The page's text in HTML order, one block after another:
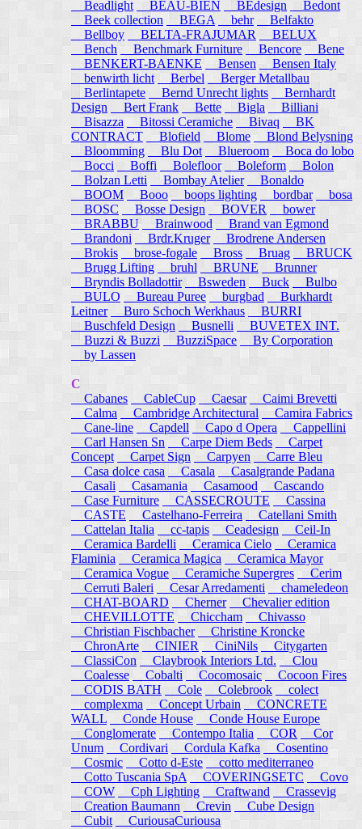
Beadlight
BEAU-BIEN BEdesign
Bedont
Beek collection
BEGA behr
Belfakto
Bellboy
BELTA-FRAJUMAR
BELUX
Bench
Benchmark Furniture Bencore
Bene
BENKERT-BAENKE
Bensen
Bensen Italy
benwirth licht
Berbel
Berger Metallbau
Berlintapete
Bernd Unrecht lights
Bernhardt
Design
Bert Frank Bette Bigla
Billiani
Bisazza
Bitossi Ceramiche Bivaq
BK
CONTRACT
Blofield Blome Blond Belysning
Bloomming
Blu Dot Blueroom
Boca do lobo
Bocci
Boffi Bolefloor Boleform
Bolon
Bolzan Letti
Bombay Atelier
Bonaldo
BOOM
Booo boops lighting bordbar
bosa
BOSC
Bosse Design BOVER
bower
BRABBU
Brainwood
Brand van Egmond
Brandoni
Brdr.Kruger
Brodrene Andersen
Brokis
brose-fogale Bross Bruag
BRUCK
Brugg Lifting
bruhl BRUNE
Brunner
Bryndis Bolladottir
Bsweden Buck
Bulbo
BULO
Bureau Puree burgbad
Burkhardt
Leitner
Buro Schoch Werkhaus
BURRI
Buschfeld Design
Busnelli
BUVETEX INT.
Buzzi & Buzzi
BuzziSpace By Corporation
by Lassen
C
Cabanes
CableCup Caesar
Caimi Brevetti
Calma
Cambridge Architectural
Camira Fabrics
Cane-line
Capdell Capo d Opera
Cappellini
Carl Hansen Sn
Carpe Diem Beds
Carpet
Concept
Carpet Sign Carpyen
Carre Bleu
Casa dolce casa
Casala
Casalgrande Padana
Casali
Casamania Casamood
Cascando
Case Furniture
CASSECROUTE
Cassina
CASTE
Castelhano-Ferreira
Catellani Smith
Cattelan Italia
cc-tapis Ceadesign
Ceil-In
Ceramica Bardelli
Ceramica Cielo
Ceramica
Flaminia
Ceramica Magica
Ceramica Mayor
Ceramica Vogue
Ceramiche Supergres Cerim
Cerruti Baleri
Cesar Arredamenti
chameledeon
CHAT-BOARD
Cherner
Chevalier edition
CHEVILLOTTE
Chiccham
Chivasso
Christian Fischbacher
Christine Kroncke
ChronArte
CINIER CiniNils
Citygarten
ClassiCon
Claybrook Interiors Ltd.
Clou
Coalesse
Cobalti Cocomosaic
Cocoon Fires
CODIS BATH
Cole Colebrook
colect
complexma
Concept Urbain
CONCRETE
WALL
Conde House
Conde House Europe
Conglomerate
Contempo Italia COR
Cor
Unum
Cordivari Cordula Kafka
Cosentino
Cosmic
Cotto d-Este
cotto mediterraneo
Cotto Tuscania SpA
COVERINGSETC
Covo
COW
Cph Lighting Craftwand
Crassevig
Creation Baumann
Crevin
Cube Design
Cubit
CuriousaCuriousa